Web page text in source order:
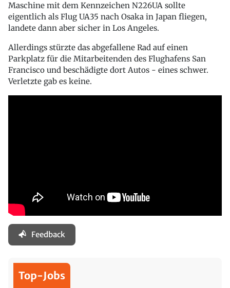
Maschine mit dem Kennzeichen N226UA sollte
eigentlich als Flug UA35 nach Osaka in Japan fliegen,
landete dann aber sicher in Los Angeles.
Allerdings stürzte das abgefallene Rad auf einen
Parkplatz für die Mitarbeitenden des Flughafens San
Francisco und beschädigte dort Autos - eines schwer.
Verletzte gab es keine.
Feedback
Top-Jobs